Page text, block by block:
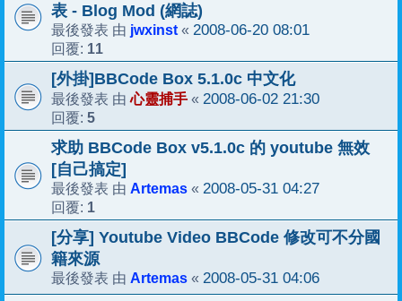
表 - Blog Mod (網誌)
最後發表 由 jwxinst « 2008-06-20 08:01
回覆: 11
[外掛]BBCode Box 5.1.0c 中文化
最後發表 由心靈捕手 « 2008-06-02 21:30
回覆: 5
求助 BBCode Box v5.1.0c 的 youtube 無效
[自己搞定]
最後發表 由 Artemas « 2008-05-31 04:27
回覆: 1
[分享] Youtube Video BBCode 修改可不分國
籍來源
最後發表 由 Artemas « 2008-05-31 04:06